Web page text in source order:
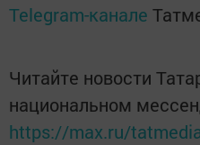
Telegram-канале
Читайте новости
национальном
https://max.ru/